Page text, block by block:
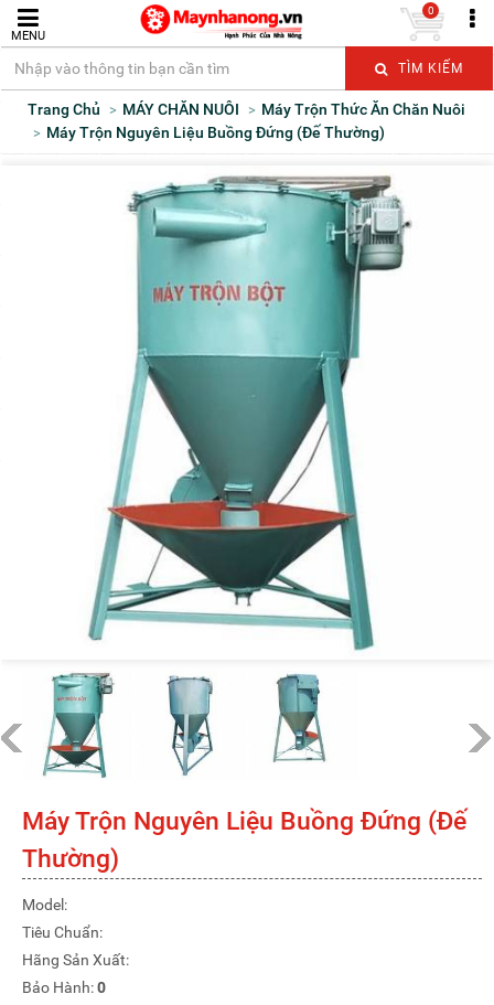
MENU
TÌM KIẾM
0
Trang Chủ MÁY CHĂN NUÔI
Máy Trộn Thức Ăn Chăn Nuôi
Máy Trộn Nguyên Liệu Buồng Đứng (Đế Thường)
Máy Trộn Nguyên Liệu Buồng Đứng (Đế
Thường)
Model:
Tiêu Chuẩn:
Hãng Sản Xuất:
Bảo Hành:0